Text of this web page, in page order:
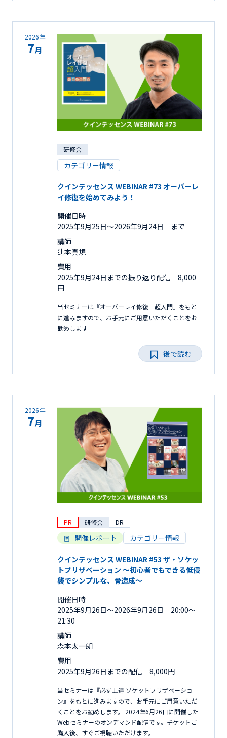
2026年
7月
研修会
カテゴリー情報
クインテッセンス WEBINAR #73 オーバーレ
イ修復を始めてみよう！
開催日時
2025年9月25日〜2026年9月24日 まで
講師
辻本真規
費用
2025年9月24日までの振り返り配信 8,000
円
当セミナーは『オーバーレイ修復 超入門』をもと
に進みますので、お手元にご用意いただくことをお
勧めします
後で読む
2026年
7月
PR 研修会 DR
開催レポート カテゴリー情報
クインテッセンス WEBINAR #53 ザ・ソケッ
トプリザベーション 〜初心者でもできる低侵
襲でシンプルな、骨造成〜
開催日時
2025年9月26日〜2026年9月26日 20:00～
21:30
講師
森本太一朗
費用
2025年9月26日までの配信 8,000円
当セミナーは『必ず上達 ソケットプリザベーショ
ン』をもとに進みますので、お手元にご用意いただ
くことをお勧めします。 2024年6月26日に開催した
Webセミナーのオンデマンド配信です。チケットご
購入後、すぐご視聴いただけます。